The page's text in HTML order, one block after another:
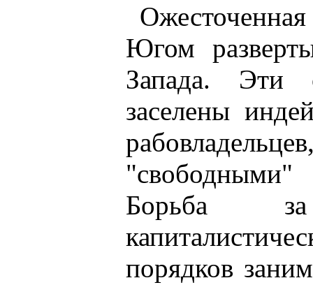
Югом
Запада. Эти
заселены
"свободными"
Борьба
порядков